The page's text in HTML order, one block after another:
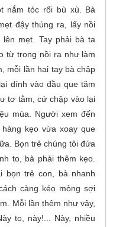
nắm tóc rối bù xù. Bà
đậy thúng ra, lấy nồi
mẹt. Tay phải bà ta
từ trong nồi ra như làm
mỗi lần hai tay bà chập
dính vào đầu que tăm
tơ tằm, cứ chập vào lại
múa. Người xem đến
kẹo vừa xoay que
Bọn trẻ chúng tôi đứa
to, bà phải thêm kẹo.
bọn trẻ con, bà nhanh
càng kéo mỏng sợi
Mỗi lần thêm như vậy,
to, này!... Này, nhiều